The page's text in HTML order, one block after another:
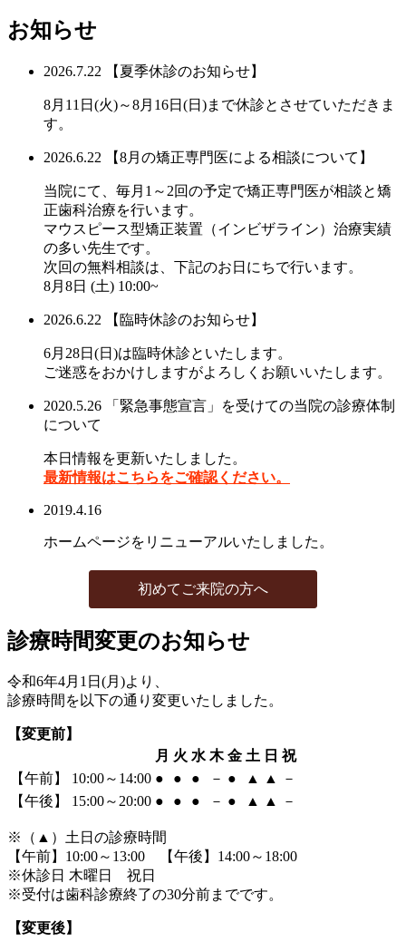
お知らせ
2026.7.22 【夏季休診のお知らせ】
8月11日(火)～8月16日(日)まで休診とさせていただきま
す。
2026.6.22 【8月の矯正専門医による相談について】
当院にて、毎月1～2回の予定で矯正専門医が相談と矯
正歯科治療を行います。
マウスピース型矯正装置（インビザライン）治療実績
の多い先生です。
次回の無料相談は、下記のお日にちで行います。
8月8日 (土) 10:00~
2026.6.22 【臨時休診のお知らせ】
6月28日(日)は臨時休診といたします。
ご迷惑をおかけしますがよろしくお願いいたします。
2020.5.26
「緊急事態宣言」を受けての当院の診療体制
について
本日情報を更新いたしました。
最新情報はこちらをご確認ください。
2019.4.16
ホームページをリニューアルいたしました。
初めてご来院の方へ
診療時間変更のお知らせ
令和6年4月1日(月)より、
診療時間を以下の通り変更いたしました。
【変更前】
月 火 水 木 金 土 日 祝
【午前】 10:00～14:00 ● ● ● － ● ▲ ▲
－
【午後】 15:00～20:00 ● ● ● － ● ▲ ▲ －
※（ ▲ ）土日の診療時間
【午前】10:00～13:00 【午後】14:00～18:00
※休診日 木曜日 祝日
※受付は歯科診療終了の30分前までです。
【変更後】